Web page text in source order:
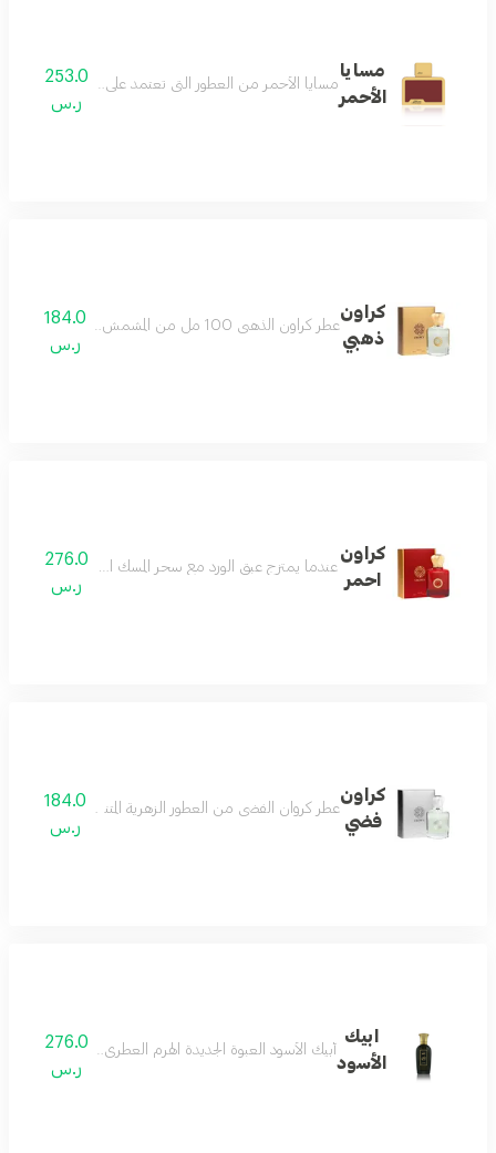
مسايا
الأحمر
مسايا الأحمر من العطور التي تعتمد على الازهار وقاعدة من عنبر الحوت في شذاها حيث توفر لكم الدخيل للعود بخاخ بحجم 75 مل من
253.0
ر.س
كراون
ذهبي
عطر كراون الذهبي 100 مل من المشمش الأسود مع الكمثرى في مقدمة الهرم العطري ويتوسط قلبه القليل من السوسن و الياسمين مع زهر البرتقال ليختتم عبيره بالشوكولاته و الفانيلا مع الباتشولي و حبوب التونكا مقدمة العطر الكشمش الأسود مع الكمثرى قلب العطر السوسن و الياسمين مع زهر البرتقال قاعدة العطر الشوكولاته و الفانيلا مع الباتشولي و حبوب التونكا
184.0
ر.س
كراون
احمر
عندما يمتزج عبق الورد مع سحر المسك الأبيض سينتج حتماً كراون الأحمر من الدخيل للعود حيث 100 مل من اكثر التركيبات العطرية الموصى بها في العالم لما
276.0
ر.س
كراون
فضي
عطر كروان الفضي من العطور الزهرية المتناغمة والممزوجه مع الفاكهه والأخشاب يأتيكم على شكل بخاخ بحجم 100 مل ويحتوي على
184.0
ر.س
ابيك
الأسود
أبيك الأسود العبوة الجديدة الهرم العطري مقدمة العطر
276.0
ر.س